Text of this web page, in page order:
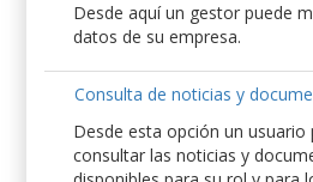
Desde aquí un gestor puede
datos de su empresa.
Consulta de noticias y
Desde esta opción un usuario
consultar las noticias y